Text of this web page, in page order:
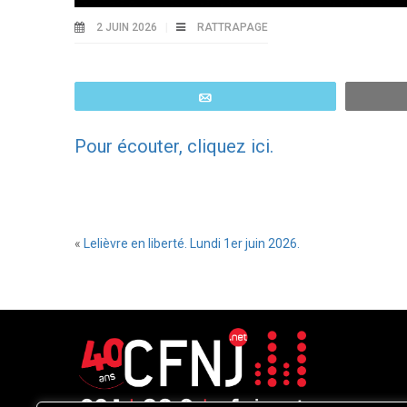
2 JUIN 2026 RATTRAPAGE
Pour écouter, cliquez ici.
« Lelièvre en liberté. Lundi 1er juin 2026.